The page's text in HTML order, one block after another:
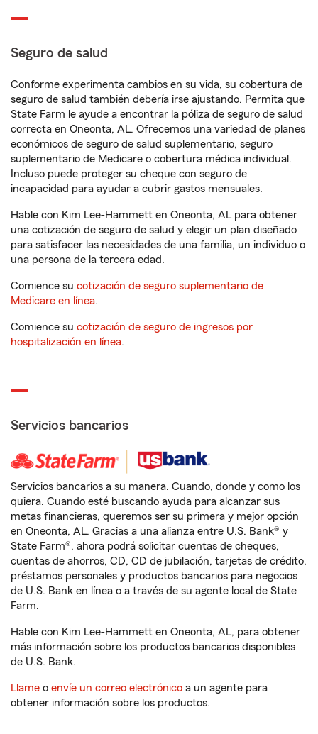
Seguro de salud
Conforme experimenta cambios en su vida, su cobertura de
seguro de salud también debería irse ajustando. Permita que
State Farm le ayude a encontrar la póliza de seguro de salud
correcta en Oneonta, AL. Ofrecemos una variedad de planes
económicos de seguro de salud suplementario, seguro
suplementario de Medicare o cobertura médica individual.
Incluso puede proteger su cheque con seguro de
incapacidad para ayudar a cubrir gastos mensuales.
Hable con Kim Lee-Hammett en Oneonta, AL para obtener
una cotización de seguro de salud y elegir un plan diseñado
para satisfacer las necesidades de una familia, un individuo o
una persona de la tercera edad.
Comience su cotización de seguro suplementario de
Medicare en línea.
Comience su cotización de seguro de ingresos por
hospitalización en línea.
Servicios bancarios
Servicios bancarios a su manera. Cuando, donde y como los
quiera. Cuando esté buscando ayuda para alcanzar sus
metas financieras, queremos ser su primera y mejor opción
en Oneonta, AL. Gracias a una alianza entre U.S. Bank® y
State Farm®, ahora podrá solicitar cuentas de cheques,
cuentas de ahorros, CD, CD de jubilación, tarjetas de crédito,
préstamos personales y productos bancarios para negocios
de U.S. Bank en línea o a través de su agente local de State
Farm.
Hable con Kim Lee-Hammett en Oneonta, AL, para obtener
más información sobre los productos bancarios disponibles
de U.S. Bank.
Llame o envíe un correo electrónico a un agente para
obtener información sobre los productos.